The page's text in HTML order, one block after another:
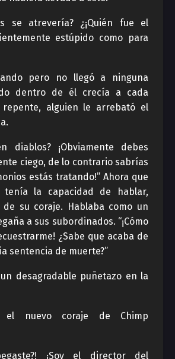
se atrevería? ¿¡Quién fue el
estúpido como para
pero no llegó a ninguna
dentro de él crecía a cada
repente, alguien le arrebató el
diablos? ¡Obviamente debes
ciego, de lo contrario sabrías
estás tratando!” Ahora que
tenía la capacidad de hablar,
de su coraje. Hablaba como un
a sus subordinados. “¡Cómo
¿Sabe que acaba de
sentencia de muerte?”
desagradable puñetazo en la
el nuevo coraje de Chimp
¡Soy el director del